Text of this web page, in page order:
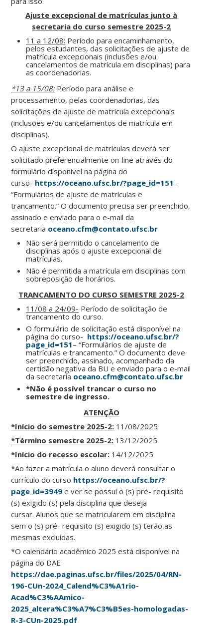
Ajuste excepcional de matrículas junto à
secretaria do curso semestre 2025-2
11 a 12/08: Período para encaminhamento,
pelos estudantes, das solicitações de ajuste de
matrícula excepcionais (inclusões e/ou
cancelamentos de matrícula em disciplinas) para
as coordenadorias.
*13 a 15/08:Período para análise e
processamento, pelas coordenadorias, das
solicitações de ajuste de matrícula excepcionais
(inclusões e/ou cancelamentos de matrícula em
disciplinas).
O ajuste excepcional de matrículas deverá ser
solicitado preferencialmente on-line através do
formulário disponível na página do
curso- https://oceano.ufsc.br/?page_id=151 –
“Formulários de ajuste de matrículas e
trancamento.” O documento precisa ser preenchido,
assinado e enviado para o e-mail da
secretaria oceano.cfm@contato.ufsc.br
Não será permitido o cancelamento de
disciplinas após o ajuste excepcional de
matrículas.
Não é permitida a matrícula em disciplinas com
sobreposição de horários.
TRANCAMENTO DO CURSO SEMESTRE 2025-2
11/08 a 24/09- Período de solicitação de
trancamento do curso.
O formulário de solicitação está disponível na
página do curso- https://oceano.ufsc.br/?
page_id=151– “Formulários de ajuste de
matrículas e trancamento.” O documento deve
ser preenchido, assinado, acompanhado da
certidão negativa da BU e enviado para o e-mail
da secretaria oceano.cfm@contato.ufsc.br
*Não é possível trancar o curso no
semestre de ingresso.
ATENÇÃO
*Início do semestre 2025-2: 11/08/2025
*Término semestre 2025-2: 13/12/2025
*Início do recesso escolar: 14/12/2025
*Ao fazer a matrícula o aluno deverá consultar o
currículo do curso https://oceano.ufsc.br/?
page_id=3949 e ver se possui o (s) pré- requisito
(s) exigido (s) pela disciplina que deseja
cursar. Alunos que se matricularem em disciplina
sem o (s) pré- requisito (s) exigido (s) terão as
mesmas excluídas.
*O calendário acadêmico 2025 está disponível na
página do DAE
https://dae.paginas.ufsc.br/files/2025/04/RN-
196-CUn-2024_Calend%C3%A1rio-
Acad%C3%AAmico-
2025_altera%C3%A7%C3%B5es-homologadas-
R-3-CUn-2025.pdf